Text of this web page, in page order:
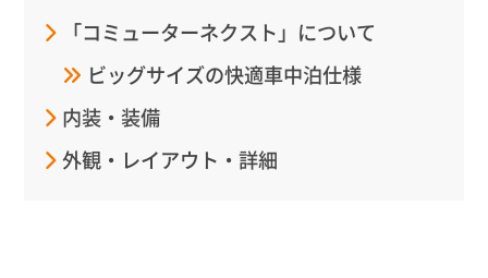
「コミューターネクスト」について
ビッグサイズの快適車中泊仕様
内装・装備
外観・レイアウト・詳細